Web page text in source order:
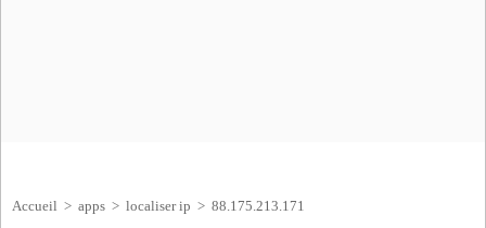
Accueil > apps > localiser ip > 88.175.213.171